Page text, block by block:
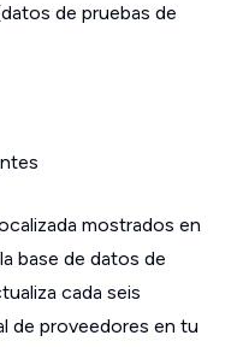
de pruebas de
mostrados en
base de datos de
cada seis
de proveedores en tu